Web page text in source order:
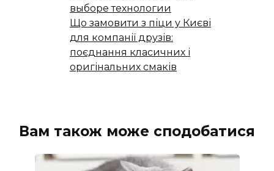
выборе технологии
Що замовити з піци у Києві
для компанії друзів:
поєднання класичних і
оригінальних смаків
Вам також може сподобатися